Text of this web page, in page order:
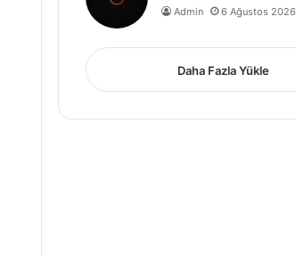
Admin 6 Ağustos 2026
Daha Fazla Yükle